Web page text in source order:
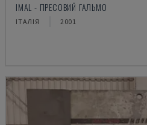
IMAL - ПРЕСОВИЙ ГАЛЬМО
ІТАЛІЯ 2001